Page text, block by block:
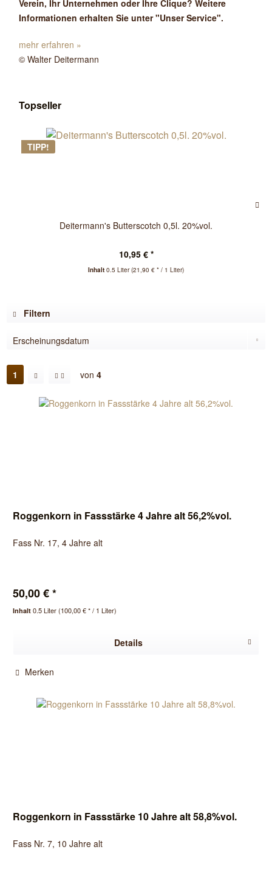
Verein, Ihr Unternehmen oder Ihre Clique? Weitere
Informationen erhalten Sie unter "Unser Service".
mehr erfahren »
© Walter Deitermann
Topseller
TIPP!
Deitermann's Butterscotch 0,5l. 20%vol.
10,95 € *
Inhalt 0.5 Liter(21,90 € * / 1 Liter)
Filtern
1 von 4
Roggenkorn in Fassstärke 4 Jahre alt 56,2%vol.
Fass Nr. 17, 4 Jahre alt
50,00 € *
Inhalt0.5 Liter(100,00 € * / 1 Liter)
Details
Merken
Roggenkorn in Fassstärke 10 Jahre alt 58,8%vol.
Fass Nr. 7, 10 Jahre alt